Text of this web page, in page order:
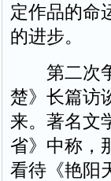
定作品的命
的进步。
第二次争
楚》长篇访
来。著名文
省》中称，
看待《艳阳